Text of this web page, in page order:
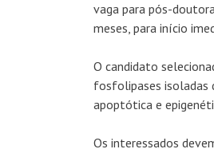
vaga para pós-
meses, para início
O candidato
fosfolipases isoladas
apoptótica e
Os interessados